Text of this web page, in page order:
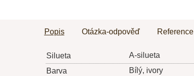
Popis Otázka-odpověď Reference
Silueta
A-silueta
Barva
Bílý, ivory